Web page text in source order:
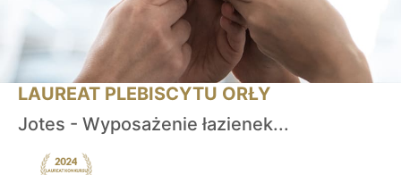
LAUREAT PLEBISCYTU ORŁY
Jotes - Wyposażenie łazienek...